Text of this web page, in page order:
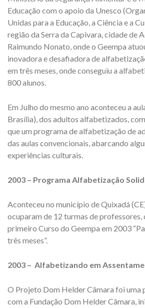
Educação com o apoio da Unesco
Unidas para a Educação, a Ciência e a
região da Serra da Capivara, cidade de
Raimundo Nonato, onde o Geempa
inovadora e desafiadora de
em três meses, onde conseguiu a
800 alunos.
Em Julho do mesmo ano aconteceu a
Brasília), dos adultos alfabetizados,
que um programa de alfabetização de
das aulas convencionais, abarcando
experiências culturais.
2003 – Programa Alfabetização
Aconteceu no município de Quixadá
ocuparam de 12 turmas de professores,
primeiro Curso do Geempa em 2003
três meses”.
2003 – Alfabetizando em
O Projeto Dom Helder Câmara foi uma
com a Fundação Dom Helder Câmara,